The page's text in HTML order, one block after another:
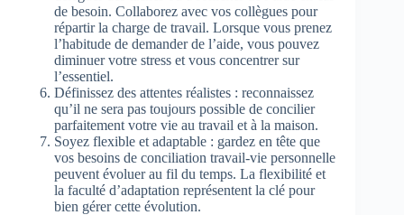
de besoin. Collaborez avec vos collègues pour
répartir la charge de travail. Lorsque vous prenez
l’habitude de demander de l’aide, vous pouvez
diminuer votre stress et vous concentrer sur
l’essentiel.
Définissez des attentes réalistes : reconnaissez
qu’il ne sera pas toujours possible de concilier
parfaitement votre vie au travail et à la maison.
Soyez flexible et adaptable : gardez en tête que
vos besoins de conciliation travail-vie personnelle
peuvent évoluer au fil du temps. La flexibilité et
la faculté d’adaptation représentent la clé pour
bien gérer cette évolution.